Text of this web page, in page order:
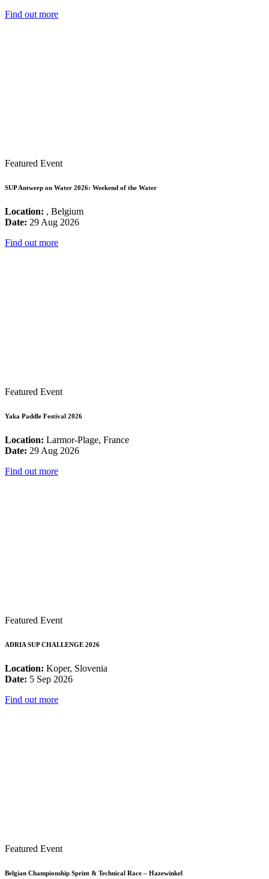
Find out more
Featured Event
SUP Antwerp on Water 2026: Weekend of the Water
Location: , Belgium
Date: 29 Aug 2026
Find out more
Featured Event
Yaka Paddle Festival 2026
Location: Larmor-Plage, France
Date: 29 Aug 2026
Find out more
Featured Event
ADRIA SUP CHALLENGE 2026
Location: Koper, Slovenia
Date: 5 Sep 2026
Find out more
Featured Event
Belgian Championship Sprint & Technical Race – Hazewinkel